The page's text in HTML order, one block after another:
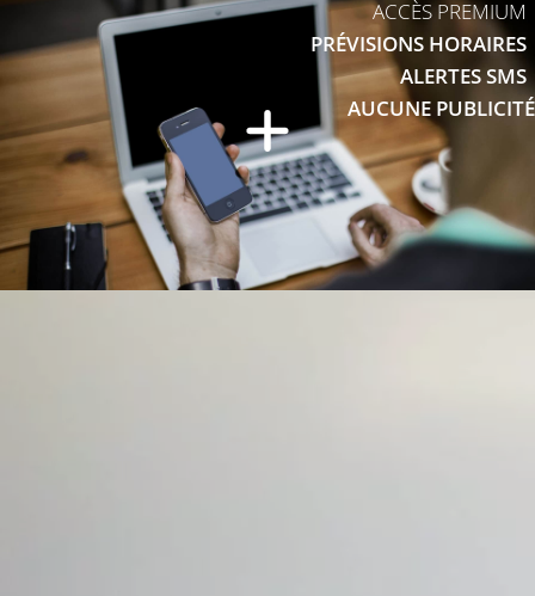
ACCÈS PREMIUM
PRÉVISIONS HORAIRES
ALERTES SMS
AUCUNE PUBLICITÉ